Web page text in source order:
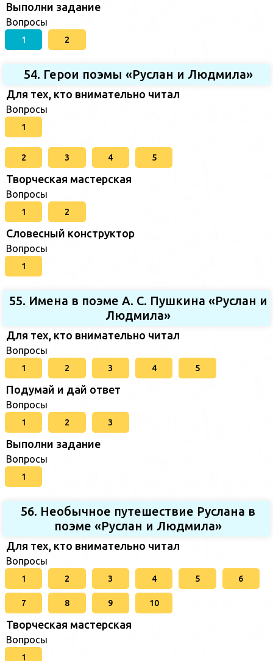
Выполни задание
Вопросы
1 2
54. Герои поэмы «Руслан и Людмила»
Для тех, кто внимательно читал
Вопросы
1
2 3 4 5
Творческая мастерская
Вопросы
1 2
Словесный конструктор
Вопросы
1
55. Имена в поэме А. С. Пушкина «Руслан и
Людмила»
Для тех, кто внимательно читал
Вопросы
1 2 3 4 5
Подумай и дай ответ
Вопросы
1 2 3
Выполни задание
Вопросы
1
56. Необычное путешествие Руслана в
поэме «Руслан и Людмила»
Для тех, кто внимательно читал
Вопросы
1 2 3 4 5 6
7 8 9 10
Творческая мастерская
Вопросы
1